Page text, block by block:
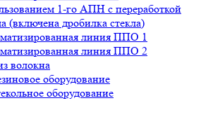
1-го АПН с переработкой
(включена дробилка стекла)
линия ППО 1
линия ППО 2
волокна
оборудование
оборудование